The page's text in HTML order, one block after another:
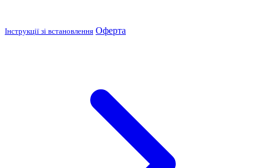
Інструкції зі встановлення Оферта